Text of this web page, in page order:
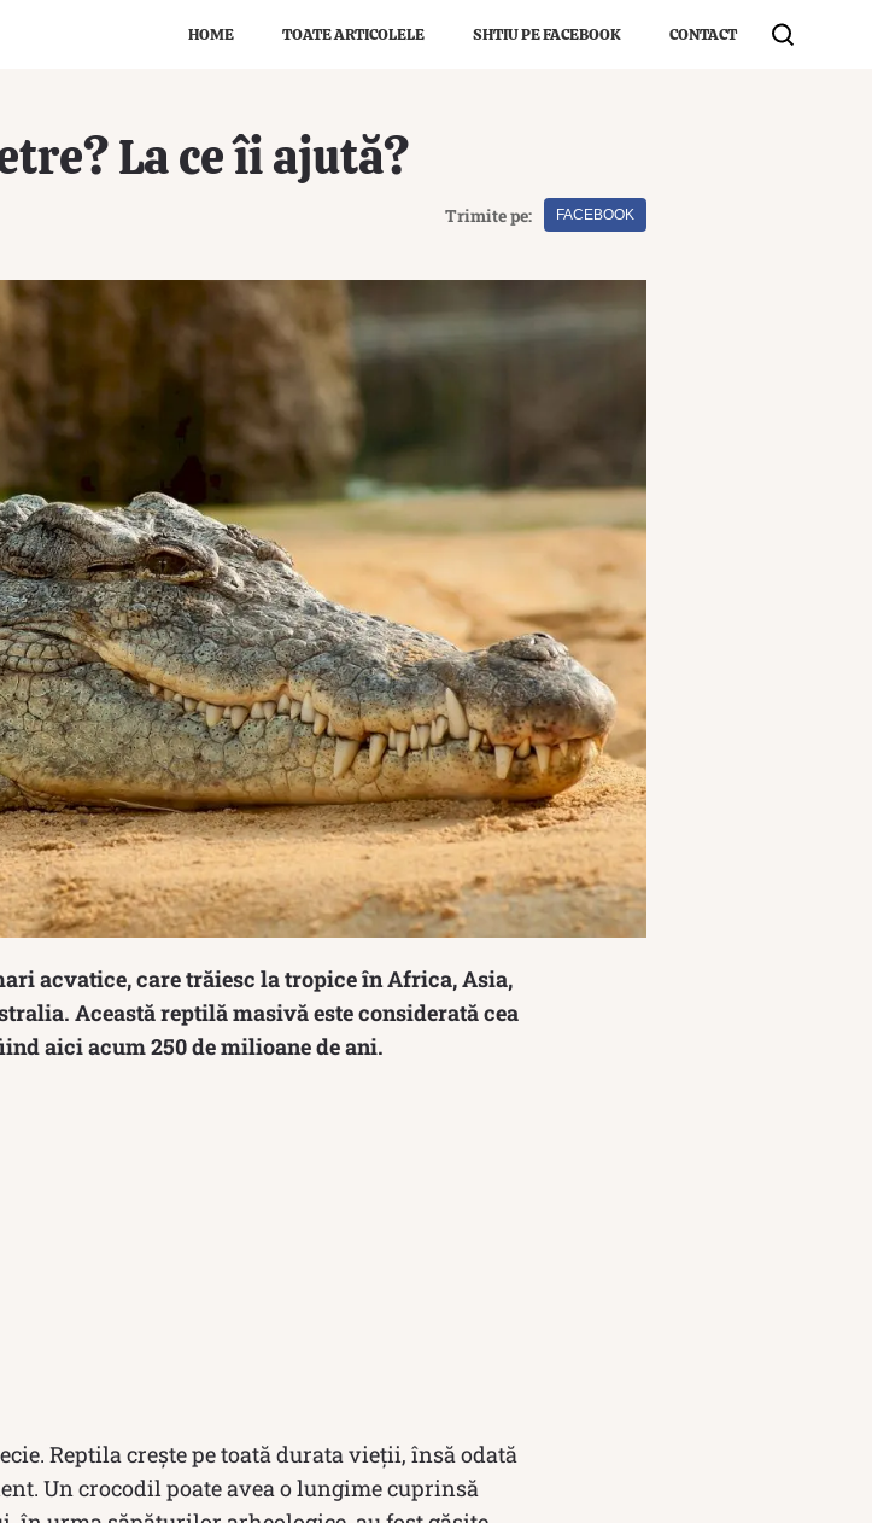
HOME TOATE ARTICOLELE SHTIU PE FACEBOOK CONTACT
La ce îi ajută?
Trimite pe: FACEBOOK
acvatice, care trăiesc la tropice în Africa, Asia,
Această reptilă masivă este considerată cea
aici acum 250 de milioane de ani.
Reptila crește pe toată durata vieții, însă odată
Un crocodil poate avea o lungime cuprinsă